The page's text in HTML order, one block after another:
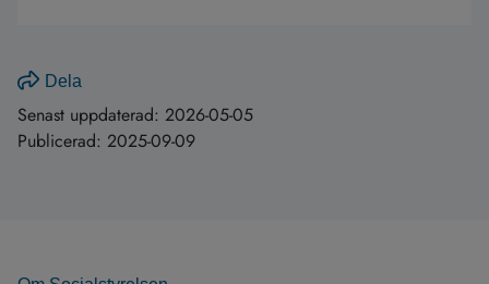
Dela
Senast uppdaterad: 2026-05-05
Publicerad: 2025-09-09